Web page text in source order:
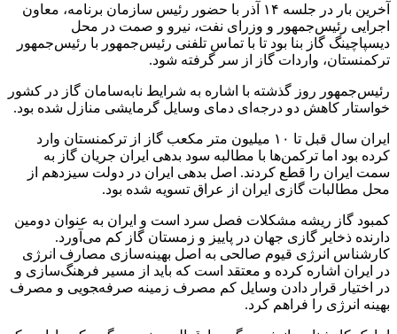
آخرین بار در جلسه ۱۴ آذر با حضور رئیس سازمان برنامه، معاون
اجرایی رئیس‌جمهور و وزرای نفت، نیرو و صمت در محل
دیسپاچینگ گاز بنا بود تا با تماس تلفنی رئیس‌جمهور با رئیس‌جمهور
ترکمنستان، واردات گاز از سر گرفته شود.
رئیس‌جمهور روز گذشته با اشاره به شرایط نابه‌سامان گاز در کشور
خواستار کاهش دو درجه‌ای دمای وسایل گرمایشی منازل شده بود.
ایران سال قبل تا ۱۰ میلیون متر مکعب گاز از ترکمنستان وارد
کرده بود اما ترکمن‌ها با مطالبه سود بدهی ایران جریان گاز به
سمت ایران را قطع کردند. اصل بدهی ایران در دولت سیزدهم از
محل مطالبات گازی ایران از عراق تسویه شده بود.
کمبود گاز ریشه مشکلات فصل سرد است و ایران به عنوان دومین
دارنده ذخایر گازی جهان در پاییز و زمستان گاز کم می‌آورد.
کارشناس انرژی قیوم صالحی به اصل بهینه‌سازی مصارف انرژی
در ایران اشاره کرده و معتقد است که باید از مسیر فرهنگ‌سازی و
در اختیار قرار دادن وسایل کم مصرف زمینه صرفه‌‍جویی و مصرف
بهینه انرژی را فراهم کرد.